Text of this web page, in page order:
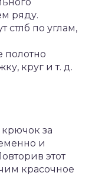
ряду.
по углам,
полотно
круг и т. д.
за
и
этот
красочное